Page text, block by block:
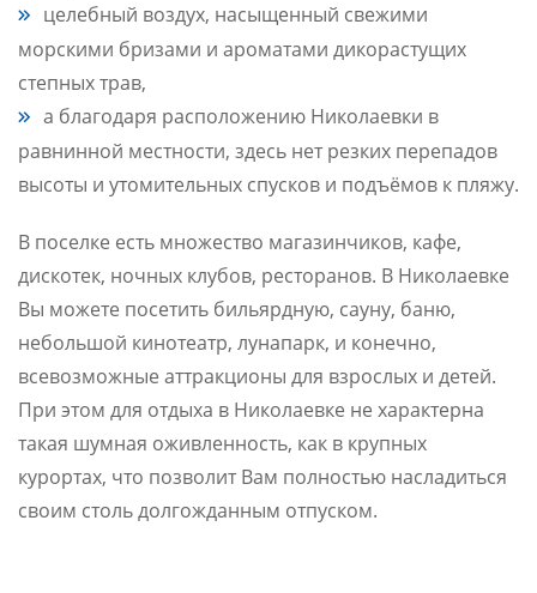
целебный воздух, насыщенный свежими
морскими бризами и ароматами дикорастущих
степных трав,
а благодаря расположению Николаевки в
равнинной местности, здесь нет резких перепадов
высоты и утомительных спусков и подъёмов к пляжу.
В поселке есть множество магазинчиков, кафе,
дискотек, ночных клубов, ресторанов. В Николаевке
Вы можете посетить бильярдную, сауну, баню,
небольшой кинотеатр, лунапарк, и конечно,
всевозможные аттракционы для взрослых и детей.
При этом для отдыха в Николаевке не характерна
такая шумная оживленность, как в крупных
курортах, что позволит Вам полностью насладиться
своим столь долгожданным отпуском.